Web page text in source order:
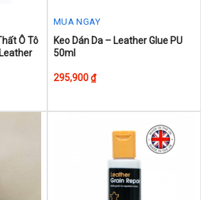
Ô Tô
MUA NGAY
Keo Dán Da – Leather Glue PU
50ml
295,900₫